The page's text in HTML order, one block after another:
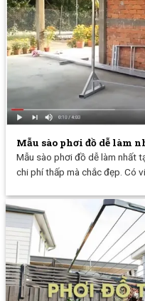
Mẫu sào phơi đồ dễ làm
Mẫu sào phơi đồ dễ làm nhất
chi phí thấp mà chắc đẹp. Có